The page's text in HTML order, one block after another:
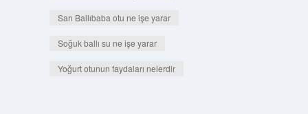
Sarı Ballıbaba otu ne işe yarar
Soğuk ballı su ne işe yarar
Yoğurt otunun faydaları nelerdir